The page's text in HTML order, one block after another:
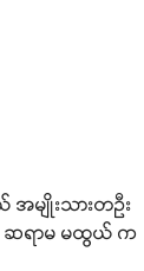
အမျိုးသားတဦး
ဆရာမ မထွယ် က